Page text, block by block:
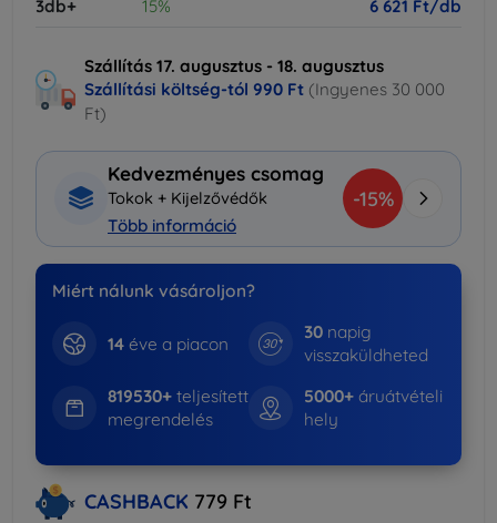
3db+
15% 6 621 Ft/db
Szállítás 17. augusztus - 18. augusztus
Szállítási költség-tól 990 Ft (Ingyenes 30 000
Ft)
Kedvezményes csomag
Tokok + Kijelzővédők
Több információ
-15%
Miért nálunk vásároljon?
14éve a piacon
30 napig
visszaküldheted
819530+teljesített
megrendelés
5000+ áruátvételi
hely
CASHBACK 779 Ft